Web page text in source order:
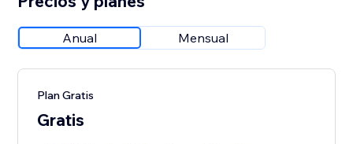
Anual Mensual
Plan Gratis
Gratis